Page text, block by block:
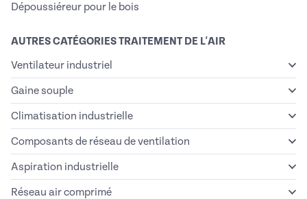
Dépoussiéreur pour le bois
AUTRES CATÉGORIES TRAITEMENT DE L'AIR
Ventilateur industriel
Gaine souple
Climatisation industrielle
Composants de réseau de ventilation
Aspiration industrielle
Réseau air comprimé